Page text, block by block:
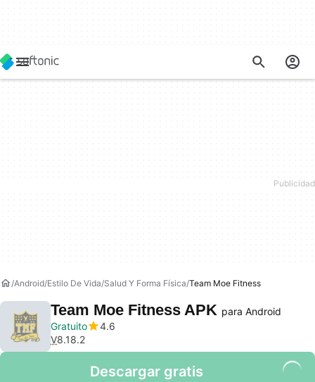
Android Estilo De Vida Salud Y Forma Física Team Moe Fitness
Team Moe Fitness APK para Android
Gratuito
4.6
V8.18.2
Descargar gratis